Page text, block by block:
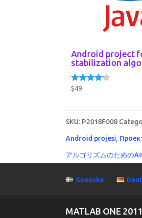
Android project
stabilization
Rated
$49
SKU: P2018F008
Android projesi,
アルゴリズムのための
Svenska
MATLAB ONE